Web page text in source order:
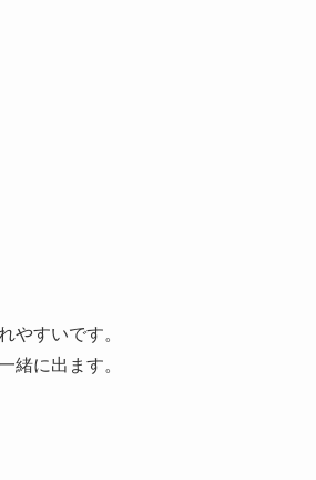
やすいです。
緒に出ます。